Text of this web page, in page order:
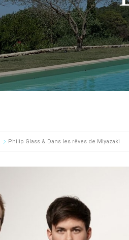
Philip Glass & Dans les rêves de Miyazaki